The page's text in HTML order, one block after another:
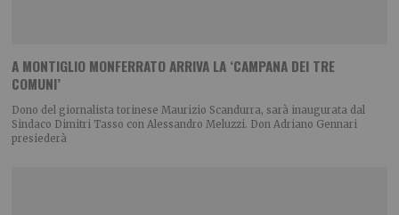
A MONTIGLIO MONFERRATO ARRIVA LA ‘CAMPANA DEI TRE
COMUNI’
Dono del giornalista torinese Maurizio Scandurra, sarà inaugurata dal
Sindaco Dimitri Tasso con Alessandro Meluzzi. Don Adriano Gennari
presiederà